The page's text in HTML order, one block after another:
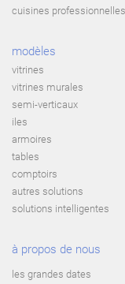
cuisines professionnelles
modèles
vitrines
vitrines murales
semi-verticaux
iles
armoires
tables
comptoirs
autres solutions
solutions intelligentes
à propos de nous
les grandes dates